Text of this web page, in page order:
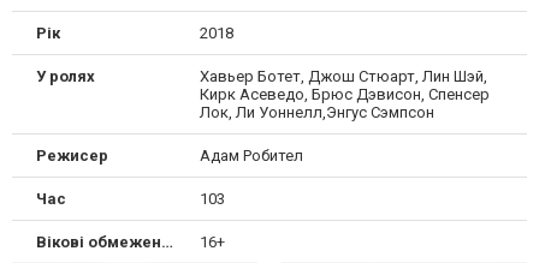
Рік 2018
У ролях
Хавьер Ботет, Джош Стюарт, Лин Шэй,
Кирк Асеведо, Брюс Дэвисон, Спенсер
Лок, Ли Уоннелл,Энгус Сэмпсон
Режисер Адам Робител
Час 103
Вікові обмеження 16+